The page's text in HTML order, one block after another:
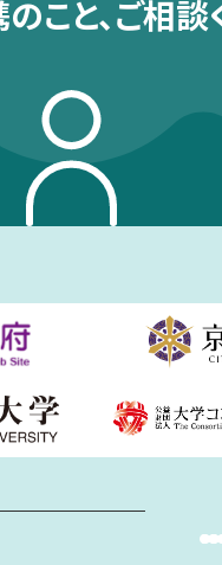
こと、ご相談